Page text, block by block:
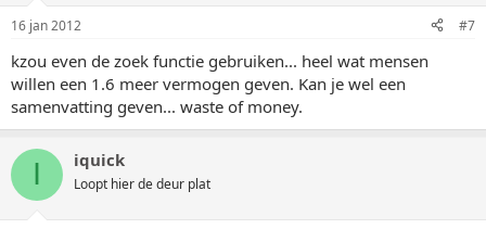
16 jan 2012 #7
kzou even de zoek functie gebruiken... heel wat mensen
willen een 1.6 meer vermogen geven. Kan je wel een
samenvatting geven... waste of money.
I iquick
Loopt hier de deur plat